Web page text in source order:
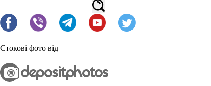
Стокові фото від